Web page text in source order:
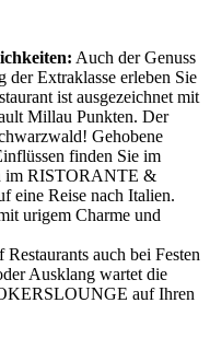
Auch der Genuss
Extraklasse erleben Sie
ist ausgezeichnet mit
Millau Punkten. Der
Gehobene
finden Sie im
im RISTORANTE &
Reise nach Italien.
urigem Charme und
auch bei Festen
Ausklang wartet die
auf Ihren